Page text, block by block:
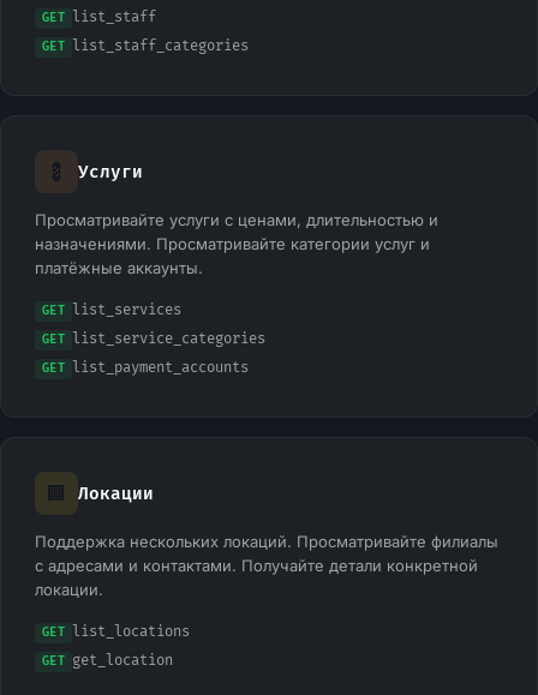
GET list_staff
GET list_staff_categories
💈 Услуги
Просматривайте услуги с ценами, длительностью и
назначениями. Просматривайте категории услуг и
платёжные аккаунты.
GET list_services
GET list_service_categories
GET list_payment_accounts
🏢 Локации
Поддержка нескольких локаций. Просматривайте филиалы
с адресами и контактами. Получайте детали конкретной
локации.
GET list_locations
GET get_location